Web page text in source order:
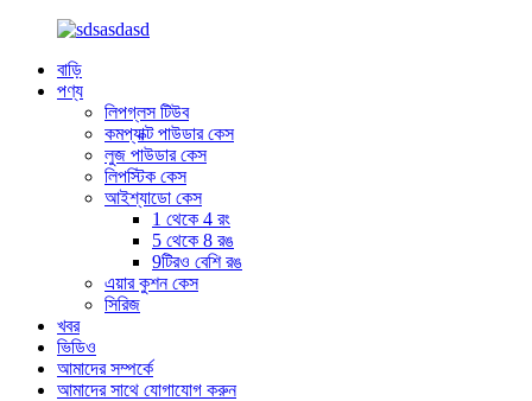
বাড়ি
পণ্য
লিপগ্লস টিউব
কমপ্যাক্ট পাউডার কেস
লুজ পাউডার কেস
লিপস্টিক কেস
আইশ্যাডো কেস
1 থেকে 4 রং
5 থেকে 8 রঙ
9টিরও বেশি রঙ
এয়ার কুশন কেস
সিরিজ
খবর
ভিডিও
আমাদের সম্পর্কে
আমাদের সাথে যোগাযোগ করুন